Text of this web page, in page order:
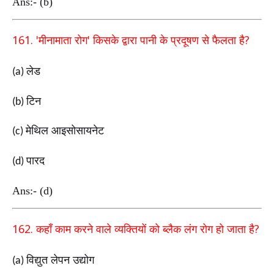
161. 'मीनामाता रोग'किसके द्वारा पानी के प्रदूषण से फैलता है?
(a)लेड
(b)टिन
(c)मेथिल आइसोसायनेट
(d)पारद
Ans:- (d)
162.कहाँ काम करने वाले व्यक्तियों को ब्लैक लंग रोग हो जाता है?
(a)विद्युत लेपन उद्योग